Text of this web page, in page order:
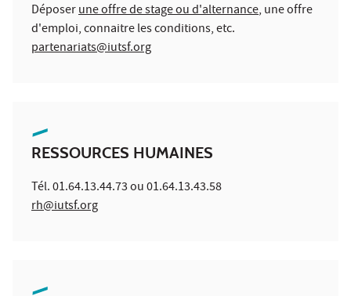
Déposerune offre de stage ou d'alternance, une offre
d'emploi, connaitre les conditions, etc.
partenariats@iutsf.org
RESSOURCES HUMAINES
Tél. 01.64.13.44.73 ou 01.64.13.43.58
rh@iutsf.org